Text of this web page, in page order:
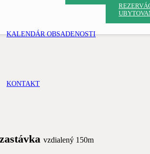
KALENDÁR OBSADENOSTI
KONTAKT
vzdialený 150m